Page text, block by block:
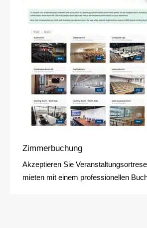
Zimmerbuchung
Akzeptieren Sie
mieten mit einem professionellen